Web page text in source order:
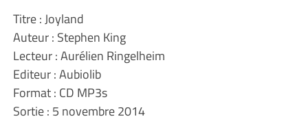
Titre : Joyland
Auteur : Stephen King
Lecteur : Aurélien Ringelheim
Editeur : Aubiolib
Format : CD MP3s
Sortie : 5 novembre 2014